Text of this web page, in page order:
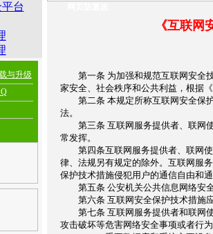
台
与升级
《互联
第一条 为加强和规范互联网安全技
家安全、社会秩序和公共利益，根据
第二条 本规定所称互联网安全保护
法。
第三条 互联网服务提供者、联网使
常发挥。
第四条互联网服务提供者、联网使
律、法规另有规定的除外。互联网服
保护技术措施侵犯用户的通信自由和
第五条 公安机关公共信息网络安全
第六条 互联网安全保护技术措施应
第七条 互联网服务提供者和联网使
攻击破坏等危害网络安全事项或者行